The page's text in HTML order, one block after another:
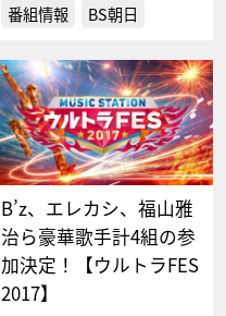
番組情報 BS朝日
B’z、エレカシ、福山雅
治ら豪華歌手計4組の参
加決定！【ウルトラFES
2017】